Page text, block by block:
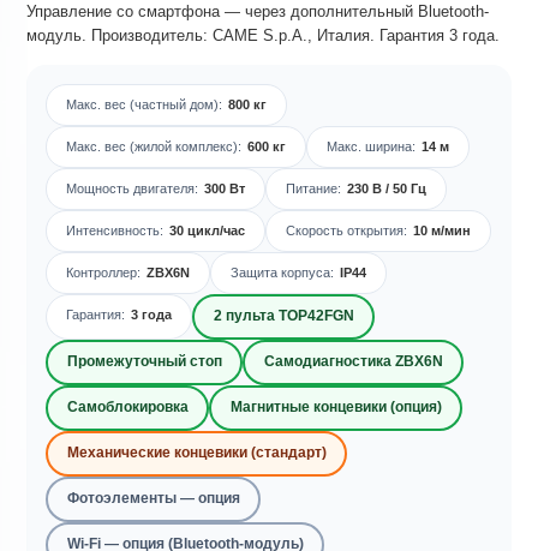
Управление со смартфона — через дополнительный Bluetooth-
модуль. Производитель: CAME S.p.A., Италия. Гарантия 3 года.
Макс. вес (частный дом): 800 кг
Макс. вес (жилой комплекс): 600 кг Макс. ширина: 14 м
Мощность двигателя: 300 Вт Питание: 230 В / 50 Гц
Интенсивность: 30 цикл/час Скорость открытия: 10 м/мин
Контроллер: ZBX6N Защита корпуса: IP44
Гарантия: 3 года 2 пульта TOP42FGN
Промежуточный стоп Самодиагностика ZBX6N
Самоблокировка Магнитные концевики (опция)
Механические концевики (стандарт)
Фотоэлементы — опция
Wi-Fi — опция (Bluetooth-модуль)